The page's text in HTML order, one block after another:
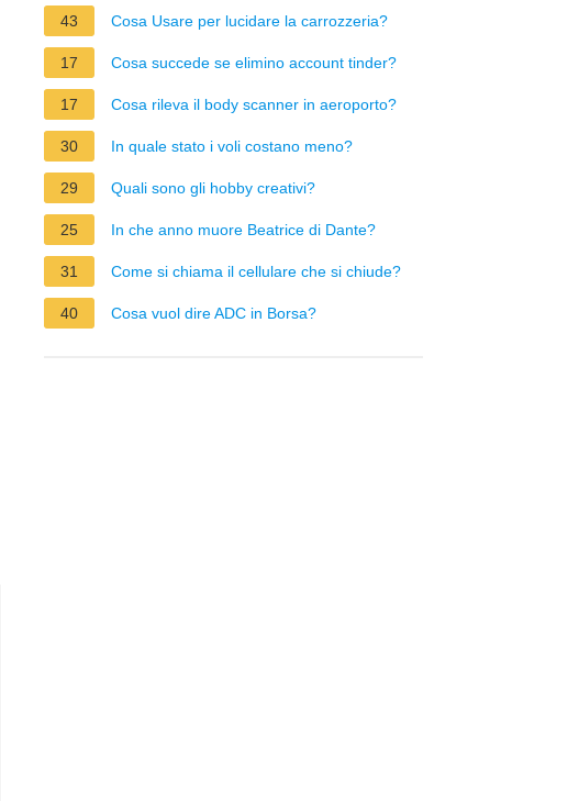
43 Cosa Usare per lucidare la carrozzeria?
17 Cosa succede se elimino account tinder?
17 Cosa rileva il body scanner in aeroporto?
30 In quale stato i voli costano meno?
29 Quali sono gli hobby creativi?
25 In che anno muore Beatrice di Dante?
31 Come si chiama il cellulare che si chiude?
40 Cosa vuol dire ADC in Borsa?